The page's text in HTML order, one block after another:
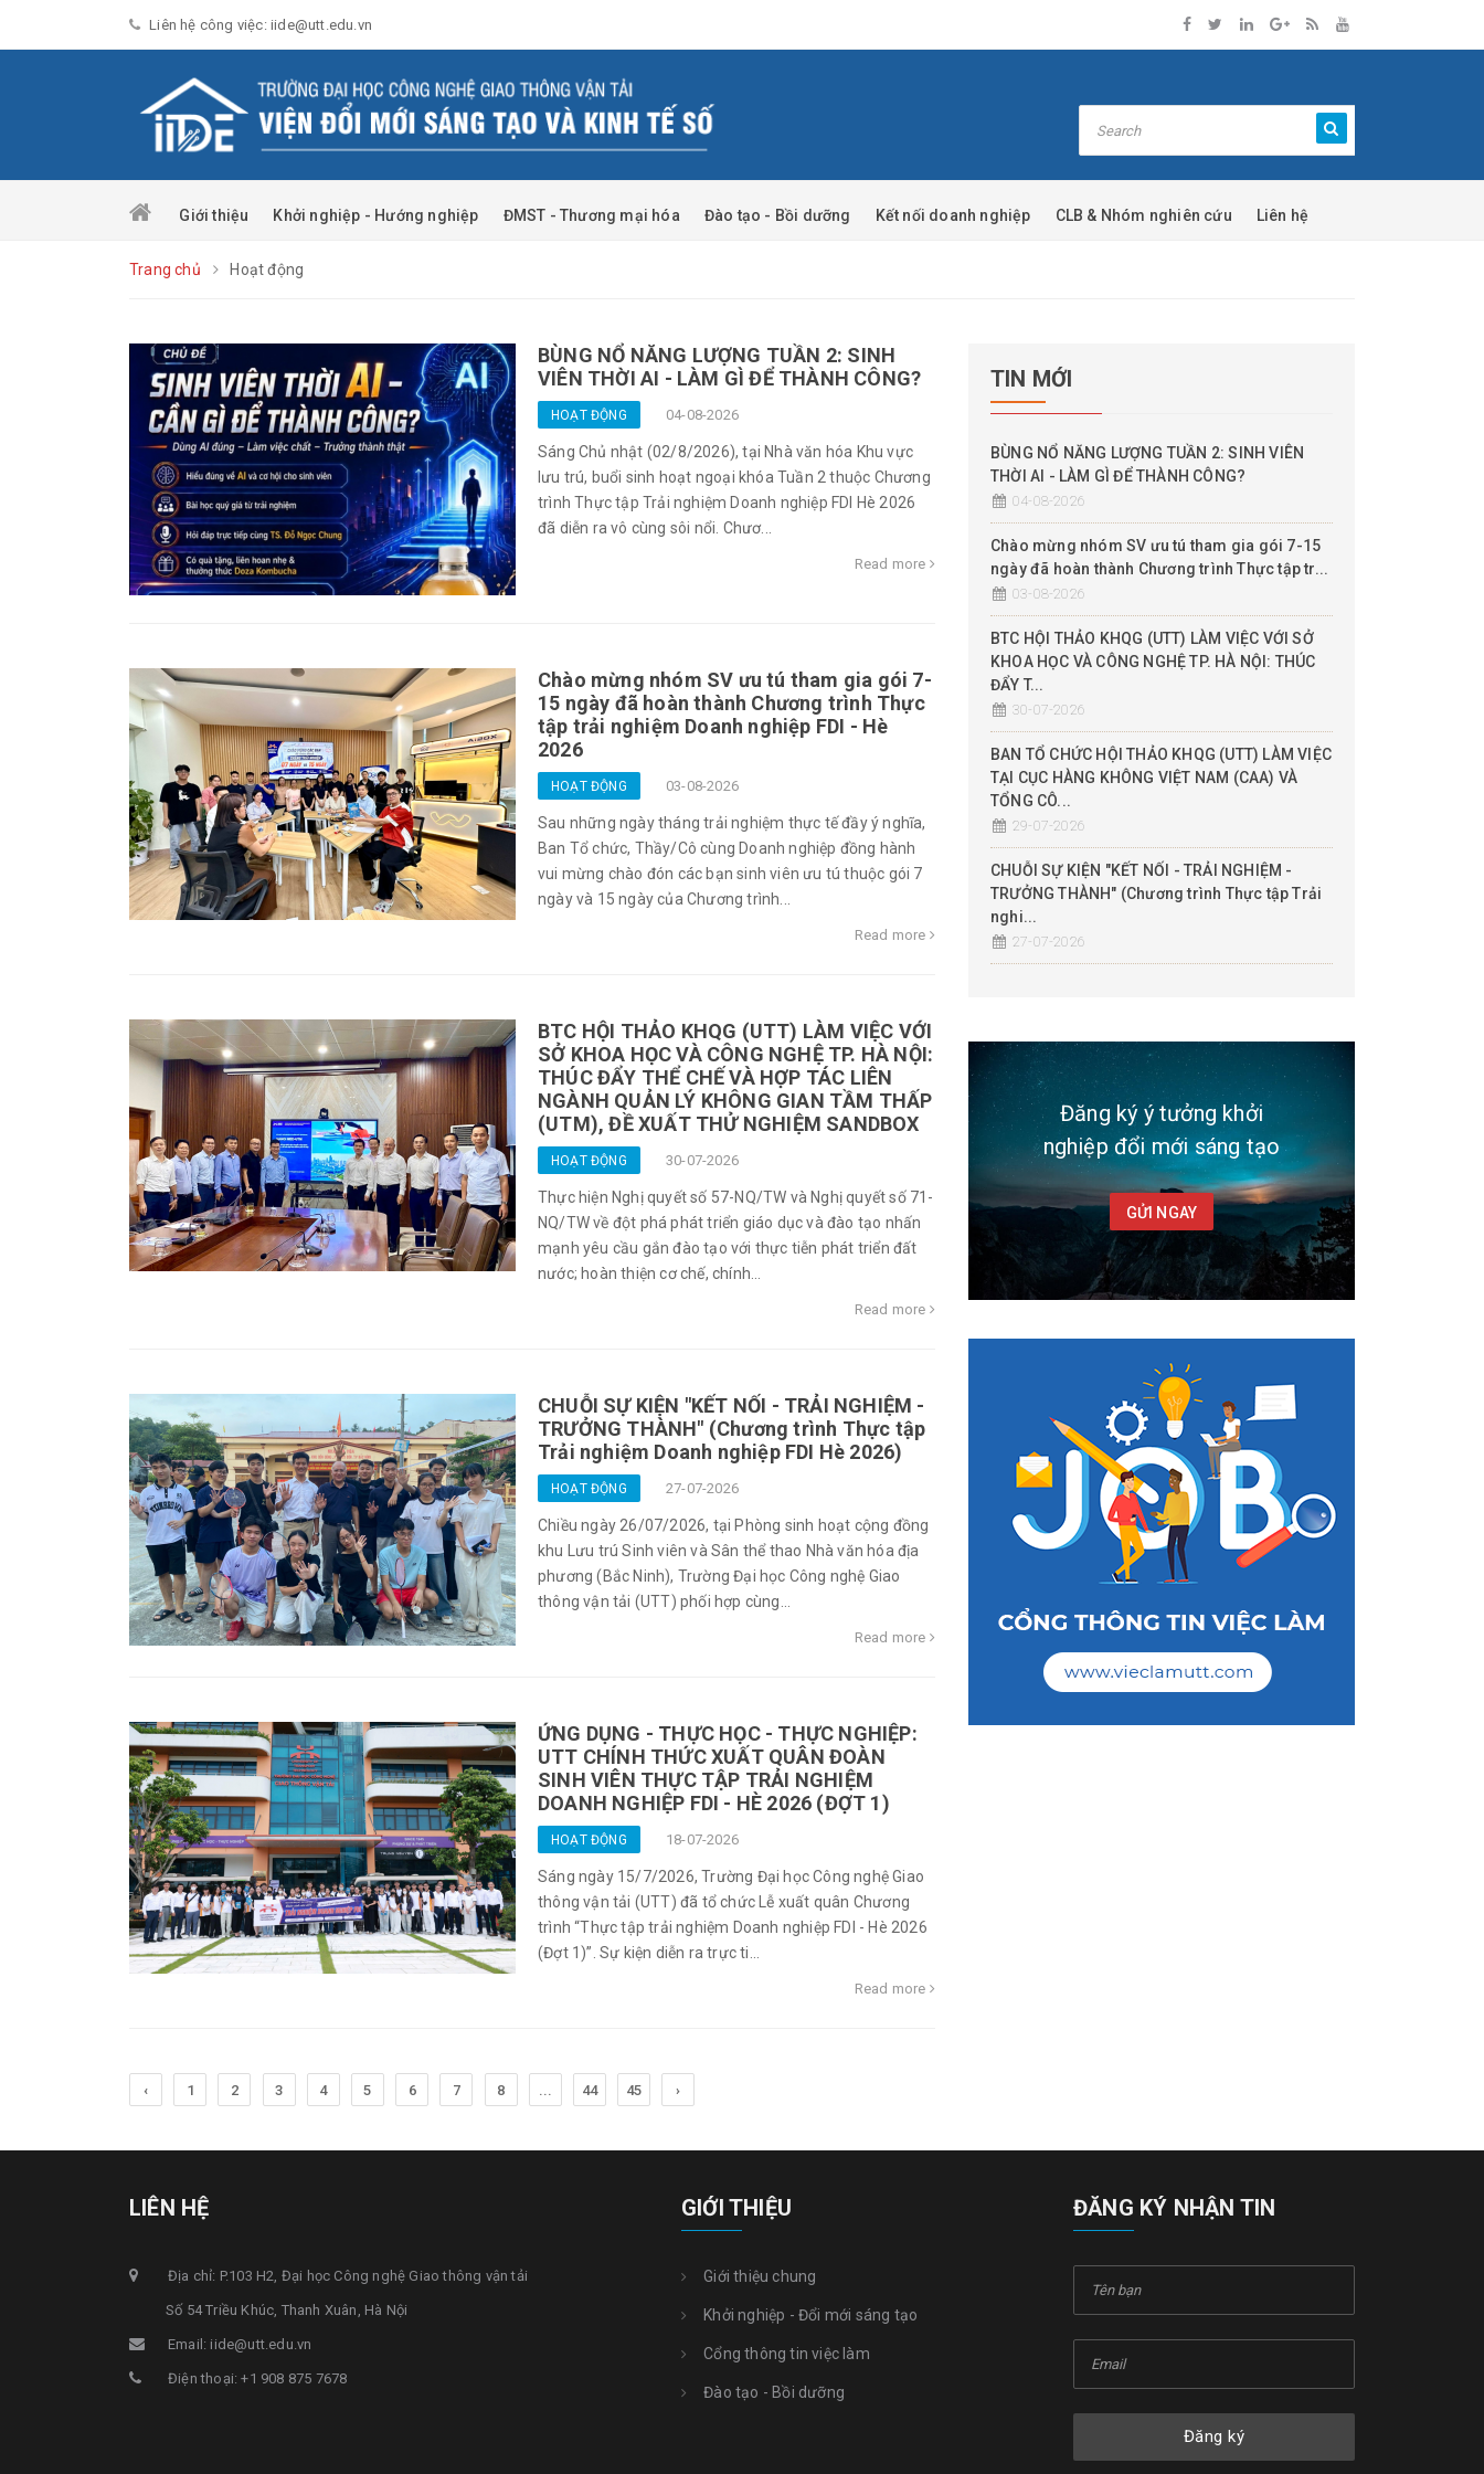
Liên hệ công việc: iide@utt.edu.vn
Giới thiệu Khởi nghiệp - Hướng nghiệp ĐMST - Thương mại hóa Đào tạo - Bồi dưỡng Kết nối doanh nghiệp CLB & Nhóm nghiên cứu Liên hệ
Trang chủ Hoạt động
BÙNG NỔ NĂNG LƯỢNG TUẦN 2: SINH
VIÊN THỜI AI - LÀM GÌ ĐỂ THÀNH CÔNG?
HOẠT ĐỘNG 04-08-2026
Sáng Chủ nhật (02/8/2026), tại Nhà văn hóa Khu vực
lưu trú, buổi sinh hoạt ngoại khóa Tuần 2 thuộc Chương
trình Thực tập Trải nghiệm Doanh nghiệp FDI Hè 2026
đã diễn ra vô cùng sôi nổi. Chươ...
Read more
Chào mừng nhóm SV ưu tú tham gia gói 7-
15 ngày đã hoàn thành Chương trình Thực
tập trải nghiệm Doanh nghiệp FDI - Hè
2026
HOẠT ĐỘNG 03-08-2026
Sau những ngày tháng trải nghiệm thực tế đầy ý nghĩa,
Ban Tổ chức, Thầy/Cô cùng Doanh nghiệp đồng hành
vui mừng chào đón các bạn sinh viên ưu tú thuộc gói 7
ngày và 15 ngày của Chương trình...
Read more
BTC HỘI THẢO KHQG (UTT) LÀM VIỆC VỚI
SỞ KHOA HỌC VÀ CÔNG NGHỆ TP. HÀ NỘI:
THÚC ĐẨY THỂ CHẾ VÀ HỢP TÁC LIÊN
NGÀNH QUẢN LÝ KHÔNG GIAN TẦM THẤP
(UTM), ĐỀ XUẤT THỬ NGHIỆM SANDBOX
HOẠT ĐỘNG 30-07-2026
Thực hiện Nghị quyết số 57-NQ/TW và Nghị quyết số 71-
NQ/TW về đột phá phát triển giáo dục và đào tạo nhấn
mạnh yêu cầu gắn đào tạo với thực tiễn phát triển đất
nước; hoàn thiện cơ chế, chính...
Read more
CHUỖI SỰ KIỆN "KẾT NỐI - TRẢI NGHIỆM -
TRƯỞNG THÀNH" (Chương trình Thực tập
Trải nghiệm Doanh nghiệp FDI Hè 2026)
HOẠT ĐỘNG 27-07-2026
Chiều ngày 26/07/2026, tại Phòng sinh hoạt cộng đồng
khu Lưu trú Sinh viên và Sân thể thao Nhà văn hóa địa
phương (Bắc Ninh), Trường Đại học Công nghệ Giao
thông vận tải (UTT) phối hợp cùng...
Read more
ỨNG DỤNG - THỰC HỌC - THỰC NGHIỆP:
UTT CHÍNH THỨC XUẤT QUÂN ĐOÀN
SINH VIÊN THỰC TẬP TRẢI NGHIỆM
DOANH NGHIỆP FDI - HÈ 2026 (ĐỢT 1)
HOẠT ĐỘNG 18-07-2026
Sáng ngày 15/7/2026, Trường Đại học Công nghệ Giao
thông vận tải (UTT) đã tổ chức Lễ xuất quân Chương
trình “Thực tập trải nghiệm Doanh nghiệp FDI - Hè 2026
(Đợt 1)”. Sự kiện diễn ra trực ti...
Read more
‹ 1 2 3 4 5 6 7 8 44 45 ›
TIN MỚI
BÙNG NỔ NĂNG LƯỢNG TUẦN 2: SINH VIÊN
THỜI AI - LÀM GÌ ĐỂ THÀNH CÔNG?
04-08-2026
Chào mừng nhóm SV ưu tú tham gia gói 7-15
ngày đã hoàn thành Chương trình Thực tập tr...
03-08-2026
BTC HỘI THẢO KHQG (UTT) LÀM VIỆC VỚI SỞ
KHOA HỌC VÀ CÔNG NGHỆ TP. HÀ NỘI: THÚC
ĐẨY T...
30-07-2026
BAN TỔ CHỨC HỘI THẢO KHQG (UTT) LÀM VIỆC
TẠI CỤC HÀNG KHÔNG VIỆT NAM (CAA) VÀ
TỔNG CÔ...
29-07-2026
CHUỖI SỰ KIỆN "KẾT NỐI - TRẢI NGHIỆM -
TRƯỞNG THÀNH" (Chương trình Thực tập Trải
nghi...
27-07-2026
Đăng ký ý tưởng khởi
nghiệp đổi mới sáng tạo
GỬI NGAY
LIÊN HỆ
Địa chỉ: P.103 H2, Đại học Công nghệ Giao thông vận tải
Số 54 Triều Khúc, Thanh Xuân, Hà Nội
Email: iide@utt.edu.vn
Điện thoại: +1 908 875 7678
GIỚI THIỆU
Giới thiệu chung
Khởi nghiệp - Đổi mới sáng tạo
Cổng thông tin việc làm
Đào tạo - Bồi dưỡng
ĐĂNG KÝ NHẬN TIN
Đăng ký